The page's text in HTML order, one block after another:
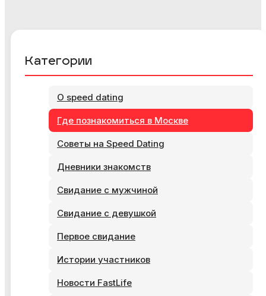
Категории
О speed dating
Где познакомиться в Москве
Советы на Speed Dating
Дневники знакомств
Свидание с мужчиной
Свидание с девушкой
Первое свидание
Истории участников
Новости FastLife